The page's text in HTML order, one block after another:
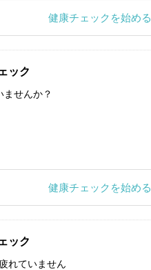
健康チェックを始める
ック
せんか？
健康チェックを始める
ック
れていません